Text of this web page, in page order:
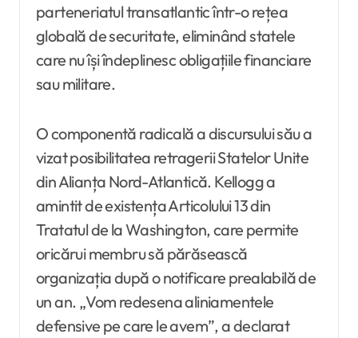
parteneriatul transatlantic într-o rețea
globală de securitate, eliminând statele
care nu își îndeplinesc obligațiile financiare
sau militare.
O componentă radicală a discursului său a
vizat posibilitatea retragerii Statelor Unite
din Alianța Nord-Atlantică. Kellogg a
amintit de existența Articolului 13 din
Tratatul de la Washington, care permite
oricărui membru să părăsească
organizația după o notificare prealabilă de
un an. „Vom redesena aliniamentele
defensive pe care le avem”, a declarat